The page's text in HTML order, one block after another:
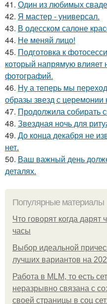
41. Один из любимых
42. Я мастер - универсал.
43. В одесском салоне
44. Не меняй лицо!
45. Подготовка к
который напрямую влияет
фотографий.
46. Ну а теперь мы
образы звезд с церемонии
47. Продолжила собирать
48. Звездная ночь для
49. До конца декабря не
нет.
50. Ваш важный день
деталях.
Популярные материалы
Что говорят когда
часы
Выбор идеальной
лучших вариантов на
Работа в MLM, то есть
неразрывно связана с
своей страницы в соц